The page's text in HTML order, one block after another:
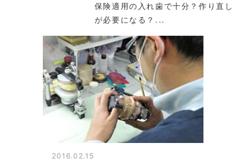
保険適用の入れ歯で十分？作り直し
が必要になる？...
2016.02.15